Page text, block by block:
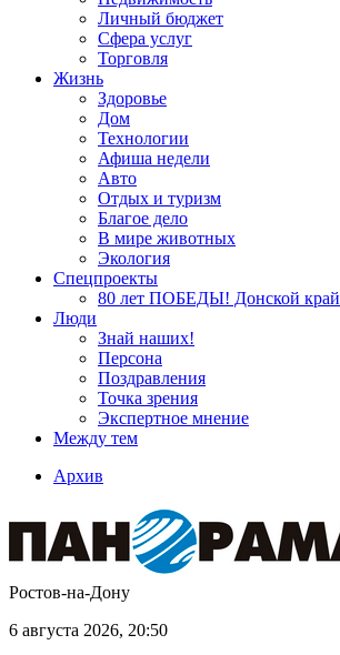
Личный бюджет
Сфера услуг
Торговля
Жизнь
Здоровье
Дом
Технологии
Афиша недели
Авто
Отдых и туризм
Благое дело
В мире животных
Экология
Спецпроекты
80 лет ПОБЕДЫ! Донской край
Люди
Знай наших!
Персона
Поздравления
Точка зрения
Экспертное мнение
Между тем
Архив
Ростов-на-Дону
6 августа 2026, 20:50